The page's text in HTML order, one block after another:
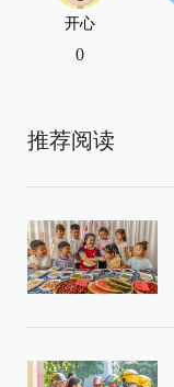
开心
0
推荐阅读